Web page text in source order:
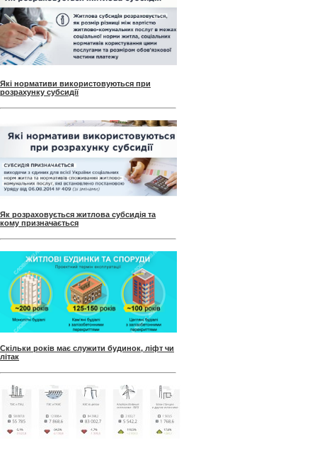
Які нормативи використовуються при
розрахунку субсидії
Як розраховується житлова субсидія та
кому призначається
Скільки років має служити будинок, ліфт чи
літак